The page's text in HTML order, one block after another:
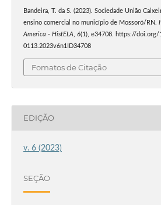
Bandeira, T. da S. (2023). Sociedade União
ensino comercial no município de Mossoró/RN.
America - HistELA, 6(1), e34708. https://doi.org/
0113.2023v6n1ID34708
Fomatos de Citação
EDIÇÃO
v. 6 (2023)
SEÇÃO